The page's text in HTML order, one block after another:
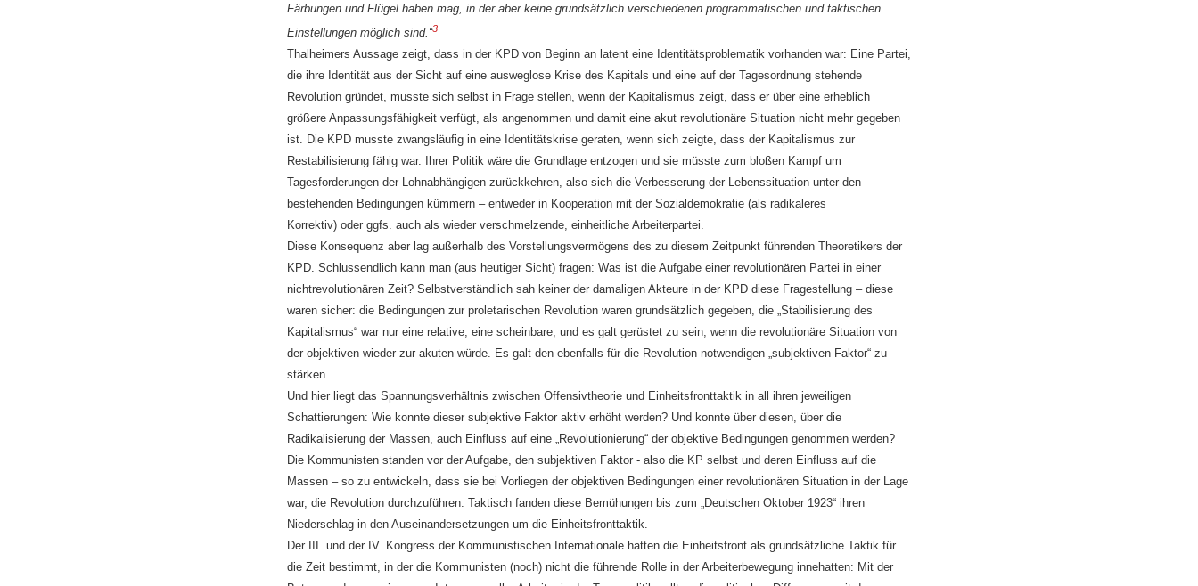
Färbungen und Flügel haben mag, in der aber keine grundsätzlich verschiedenen programmatischen und taktischen
Einstellungen möglich sind.“3
Thalheimers Aussage zeigt, dass in der KPD von Beginn an latent eine Identitätsproblematik vorhanden war: Eine Partei,
die ihre Identität aus der Sicht auf eine ausweglose Krise des Kapitals und eine auf der Tagesordnung stehende
Revolution gründet, musste sich selbst in Frage stellen, wenn der Kapitalismus zeigt, dass er über eine erheblich
größere Anpassungsfähigkeit verfügt, als angenommen und damit eine akut revolutionäre Situation nicht mehr gegeben
ist. Die KPD musste zwangsläufig in eine Identitätskrise geraten, wenn sich zeigte, dass der Kapitalismus zur
Restabilisierung fähig war. Ihrer Politik wäre die Grundlage entzogen und sie müsste zum bloßen Kampf um
Tagesforderungen der Lohnabhängigen zurückkehren, also sich die Verbesserung der Lebenssituation unter den
bestehenden Bedingungen kümmern – entweder in Kooperation mit der Sozialdemokratie (als radikaleres
Korrektiv) oder ggfs. auch als wieder verschmelzende, einheitliche Arbeiterpartei.
Diese Konsequenz aber lag außerhalb des Vorstellungsvermögens des zu diesem Zeitpunkt führenden Theoretikers der
KPD. Schlussendlich kann man (aus heutiger Sicht) fragen: Was ist die Aufgabe einer revolutionären Partei in einer
nichtrevolutionären Zeit? Selbstverständlich sah keiner der damaligen Akteure in der KPD diese Fragestellung – diese
waren sicher: die Bedingungen zur proletarischen Revolution waren grundsätzlich gegeben, die „Stabilisierung des
Kapitalismus“ war nur eine relative, eine scheinbare, und es galt gerüstet zu sein, wenn die revolutionäre Situation von
der objektiven wieder zur akuten würde. Es galt den ebenfalls für die Revolution notwendigen „subjektiven Faktor“ zu
stärken.
Und hier liegt das Spannungsverhältnis zwischen Offensivtheorie und Einheitsfronttaktik in all ihren jeweiligen
Schattierungen: Wie konnte dieser subjektive Faktor aktiv erhöht werden? Und konnte über diesen, über die
Radikalisierung der Massen, auch Einfluss auf eine „Revolutionierung“ der objektive Bedingungen genommen werden?
Die Kommunisten standen vor der Aufgabe, den subjektiven Faktor - also die KP selbst und deren Einfluss auf die
Massen – so zu entwickeln, dass sie bei Vorliegen der objektiven Bedingungen einer revolutionären Situation in der Lage
war, die Revolution durchzuführen. Taktisch fanden diese Bemühungen bis zum „Deutschen Oktober 1923“ ihren
Niederschlag in den Auseinandersetzungen um die Einheitsfronttaktik.
Der III. und der IV. Kongress der Kommunistischen Internationale hatten die Einheitsfront als grundsätzliche Taktik für
die Zeit bestimmt, in der die Kommunisten (noch) nicht die führende Rolle in der Arbeiterbewegung innehatten: Mit der